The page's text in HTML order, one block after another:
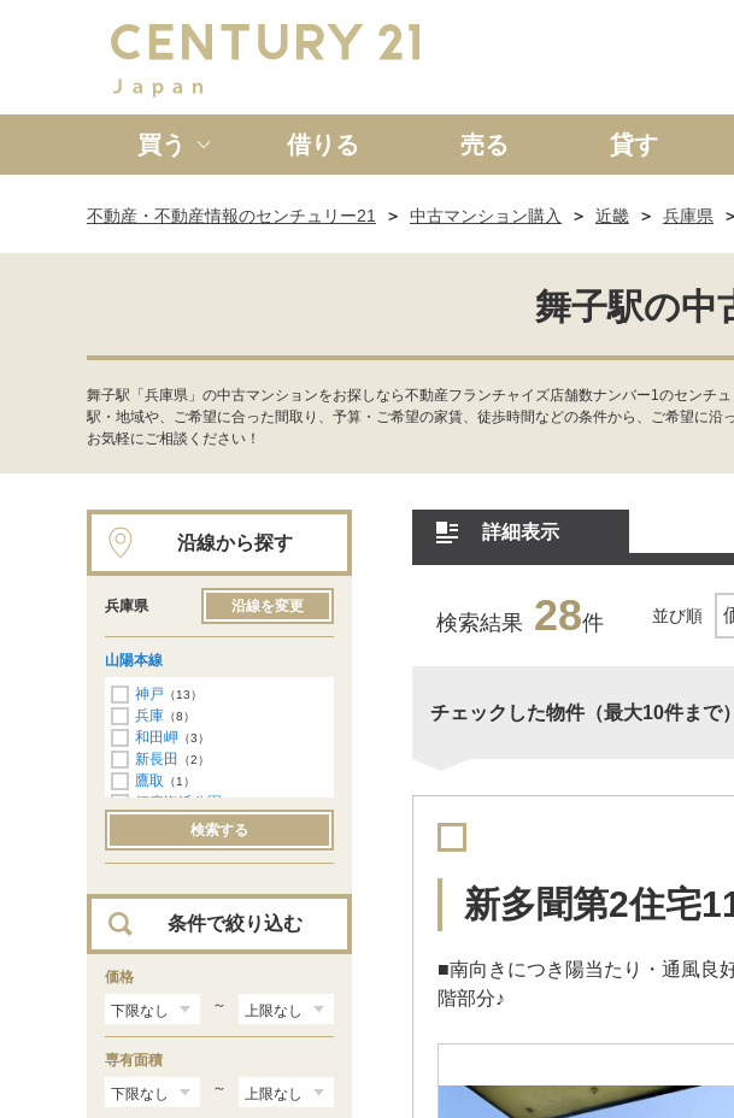
買う
新築一戸建て 中古一戸建て マンショ
借りる 売る 貸す
不動産・不動産情報のセンチュリー21 中古マンション購入 近畿 兵庫県
舞子駅の中
舞子駅「兵庫県」の中古マンションをお探しなら不動産フランチャイズ店舗数ナンバー1のセンチ
駅・地域や、ご希望に合った間取り、予算・ご希望の家賃、徒歩時間などの条件から、ご希望に
お気軽にご相談ください！
詳細表示
検索結果 28件 並び順
チェックした物件（最大10件まで
新多聞第2住宅
■南向きにつき陽当たり・通風良
階部分♪
沿線から探す
兵庫県 沿線を変更
山陽本線
神戸 （13）
兵庫 （8）
和田岬 （3）
新長田 （2）
鷹取 （1）
須磨海浜公園
（12）
塩屋（15）
垂水（77）
（52）
（33）
西明石（19）
魚住（23）
土山（38）
東加古川（22）
加古川
宝殿
曽根（4）
検索する
条件で絞り込む
価格
～
専有面積
～